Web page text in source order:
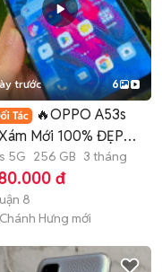
trước 6
🔥OPPO A53s
Mới 100% ĐẸP
MẼ🔥
5G 256 GB 3 tháng
đ
8
Chánh Hưng mới